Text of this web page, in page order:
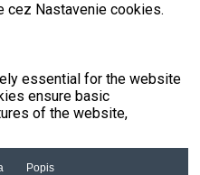
cez Nastavenie cookies.
essential for the website
ensure basic
of the website,
Popis